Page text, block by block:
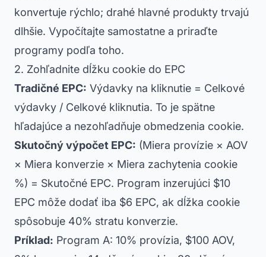
konvertuje rýchlo; drahé hlavné produkty trvajú
dlhšie. Vypočítajte samostatne a priraďte
programy podľa toho.
2. Zohľadnite dĺžku cookie do EPC
Tradičné EPC: Výdavky na kliknutie = Celkové
výdavky / Celkové kliknutia. To je spätne
hľadajúce a nezohľadňuje obmedzenia cookie.
Skutočný výpočet EPC: (Miera provízie × AOV
× Miera konverzie × Miera zachytenia cookie
%) = Skutočné EPC. Program inzerujúci $10
EPC môže dodať iba $6 EPC, ak dĺžka cookie
spôsobuje 40% stratu konverzie.
Príklad: Program A: 10% provízia, $100 AOV,